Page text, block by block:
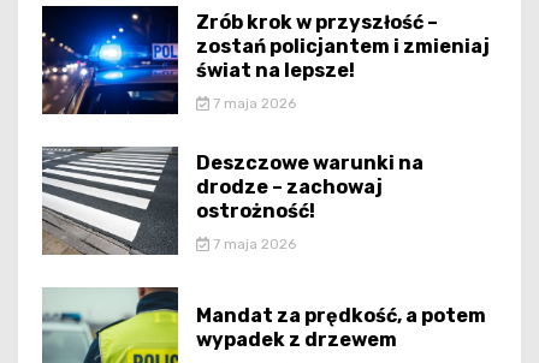
Zrób krok w przyszłość –
zostań policjantem i zmieniaj
świat na lepsze!
7 maja 2026
Deszczowe warunki na
drodze – zachowaj
ostrożność!
7 maja 2026
Mandat za prędkość, a potem
wypadek z drzewem